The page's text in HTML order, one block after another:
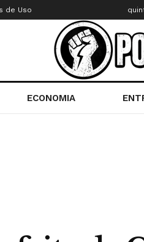
de Uso
ECONOMIA